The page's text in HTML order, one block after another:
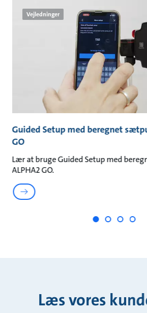
Vejledninger
Guided Setup med beregnet
GO
Lær at bruge Guided Setup med
ALPHA2 GO.
Læs vores